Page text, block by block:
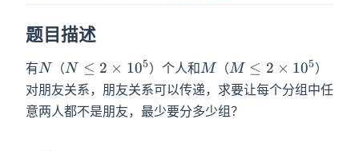
题目描述
有 N
N （ N\leq2\times10^5
N ≤ 2 × 105）个人和 M
M（ M\leq2\times10^5
M ≤ 2 × 105）
对朋友关系，朋友关系可以传递，求要让每个分组中任
意两人都不是朋友，最少要分多少组？